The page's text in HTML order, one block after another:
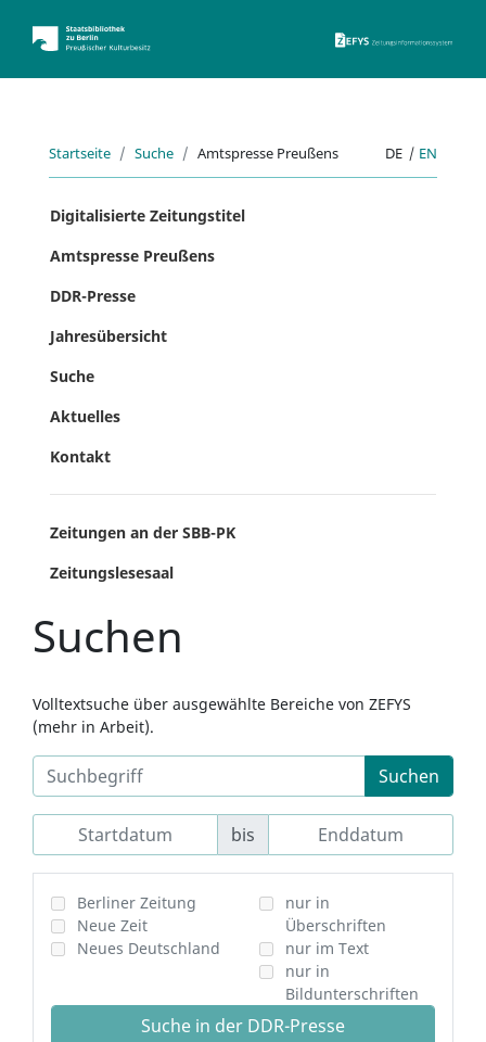
Startseite Suche Amtspresse Preußens DE | EN
Digitalisierte Zeitungstitel
Amtspresse Preußens
DDR-Presse
Jahresübersicht
Suche
Aktuelles
Kontakt
Zeitungen an der SBB-PK
Zeitungslesesaal
Suchen
Volltextsuche über ausgewählte Bereiche von ZEFYS
(mehr in Arbeit).
Suchen
bis
Berliner Zeitung
Neue Zeit
Neues Deutschland
nur in
Überschriften
nur im Text
nur in
Bildunterschriften
Suche in der DDR-Presse